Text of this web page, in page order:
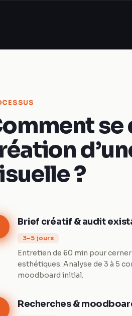
se
?
Brief créatif & audit
3–5 jours
Entretien de 60 min pour
esthétiques. Analyse de 3 à 5
moodboard initial.
Recherches &